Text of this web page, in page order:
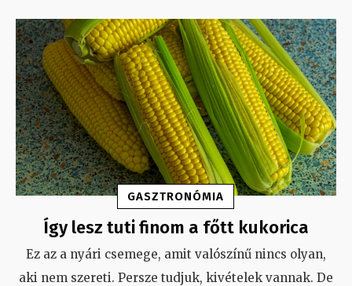
GASZTRONÓMIA
Így lesz tuti finom a főtt kukorica
Ez az a nyári csemege, amit valószínű nincs olyan,
aki nem szereti. Persze tudjuk, kivételek vannak. De